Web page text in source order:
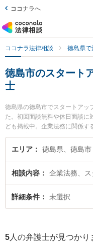
ココナラへ
ココナラ法律相談 徳島県で
徳島市のスタート
士
徳島県の徳島市でスタートアッ
た。初回面談無料や休日面談に
ども掲載中。企業法務に関係す
ック、雇用契約書・就業規則作
です。特にベリーベスト法律
市で土日や夜間に発生したス
護士に相談したい』『スタート
近くの弁護士を検索したい』
エリア 徳島県、徳島市
相談内容 企業法務、
詳細条件 未選択
5 人の弁護士が見つかり